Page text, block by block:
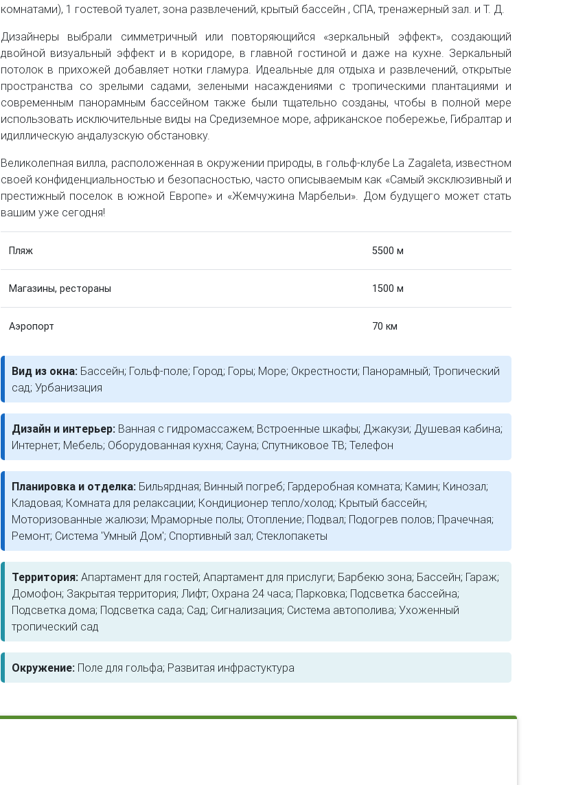
комнатами), 1 гостевой туалет, зона развлечений, крытый бассейн , СПА, тренажерный зал. и Т. Д.
Дизайнеры выбрали симметричный или повторяющийся «зеркальный эффект», создающий
двойной визуальный эффект и в коридоре, в главной гостиной и даже на кухне. Зеркальный
потолок в прихожей добавляет нотки гламура. Идеальные для отдыха и развлечений, открытые
пространства со зрелыми садами, зелеными насаждениями с тропическими плантациями и
современным панорамным бассейном также были тщательно созданы, чтобы в полной мере
использовать исключительные виды на Средиземное море, африканское побережье, Гибралтар и
идиллическую андалузскую обстановку.
Великолепная вилла, расположенная в окружении природы, в гольф-клубе La Zagaleta, известном
своей конфиденциальностью и безопасностью, часто описываемым как «Самый эксклюзивный и
престижный поселок в южной Европе» и «Жемчужина Марбельи». Дом будущего может стать
вашим уже сегодня!
Пляж 5500 м
Магазины, рестораны 1500 м
Аэропорт 70 км
Вид из окна: Бассейн; Гольф-поле; Город; Горы; Море; Окрестности; Панорамный; Тропический
сад; Урбанизация
Дизайн и интерьер: Ванная с гидромассажем; Встроенные шкафы; Джакузи; Душевая кабина;
Интернет; Мебель; Оборудованная кухня; Сауна; Спутниковое ТВ; Телефон
Планировка и отделка: Бильярдная; Винный погреб; Гардеробная комната; Камин; Кинозал;
Кладовая; Комната для релаксации; Кондиционер тепло/холод; Крытый бассейн;
Моторизованные жалюзи; Мраморные полы; Отопление; Подвал; Подогрев полов; Прачечная;
Ремонт; Система 'Умный Дом'; Спортивный зал; Стеклопакеты
Территория: Апартамент для гостей; Апартамент для прислуги; Барбекю зона; Бассейн; Гараж;
Домофон; Закрытая территория; Лифт; Охрана 24 часа; Парковка; Подсветка бассейна;
Подсветка дома; Подсветка сада; Сад; Сигнализация; Система автополива; Ухоженный
тропический сад
Окружение: Поле для гольфа; Развитая инфрастуктура